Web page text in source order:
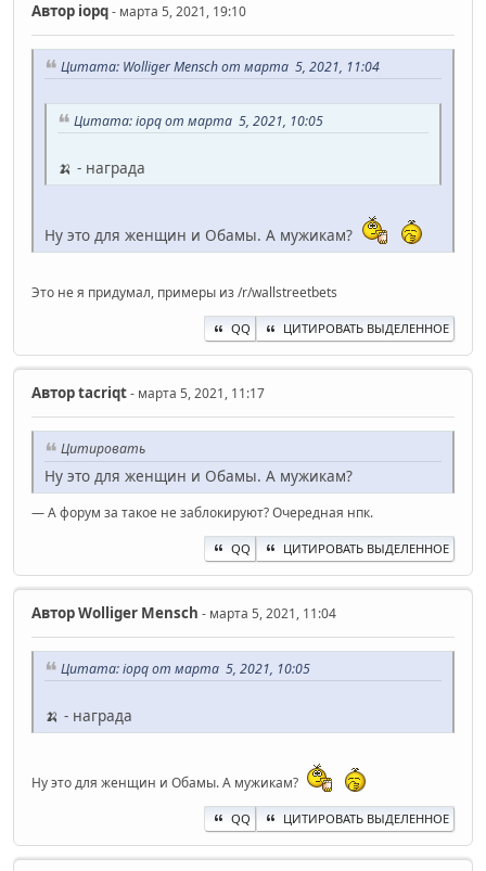
Автор iopq- марта 5, 2021, 19:10
Цитата: Wolliger Mensch от марта 5, 2021, 11:04
Цитата: iopq от марта 5, 2021, 10:05
🍌 - награда
Ну это для женщин и Обамы. А мужикам?
Это не я придумал, примеры из /r/wallstreetbets
QQ ЦИТИРОВАТЬ ВЫДЕЛЕННОЕ
Авторta‍criqt- марта 5, 2021, 11:17
Цитировать
Ну это для женщин и Обамы. А мужикам?
— А форум за такое не заблокируют? Очередная нпк.
QQ ЦИТИРОВАТЬ ВЫДЕЛЕННОЕ
АвторWolliger Mensch - марта 5, 2021, 11:04
Цитата: iopq от марта 5, 2021, 10:05
🍌 - награда
Ну это для женщин и Обамы. А мужикам?
QQ ЦИТИРОВАТЬ ВЫДЕЛЕННОЕ